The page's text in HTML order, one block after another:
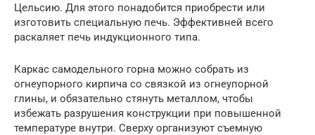
Цельсию. Для этого понадобится приобрести или
изготовить специальную печь. Эффективней всего
раскаляет печь индукционного типа.
Каркас самодельного горна можно собрать из
огнеупорного кирпича со связкой из огнеупорной
глины, и обязательно стянуть металлом, чтобы
избежать разрушения конструкции при повышенной
температуре внутри. Сверху организуют съемную